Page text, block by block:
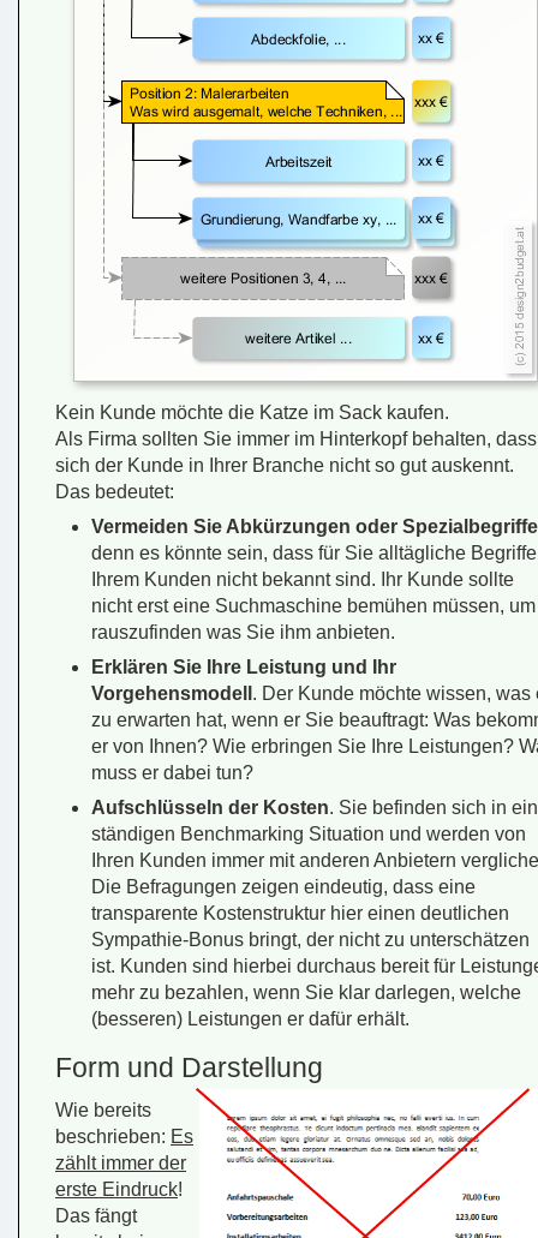
Kein Kunde möchte die Katze im Sack kaufen.
Als Firma sollten Sie immer im Hinterkopf behalten, dass
sich der Kunde in Ihrer Branche nicht so gut auskennt.
Das bedeutet:
Vermeiden Sie Abkürzungen oder Spezialbegriffe
denn es könnte sein, dass für Sie alltägliche Begriffe
Ihrem Kunden nicht bekannt sind. Ihr Kunde sollte
nicht erst eine Suchmaschine bemühen müssen, um
rauszufinden was Sie ihm anbieten.
Erklären Sie Ihre Leistung und Ihr
Vorgehensmodell . Der Kunde möchte wissen, was
zu erwarten hat, wenn er Sie beauftragt: Was
er von Ihnen? Wie erbringen Sie Ihre Leistungen?
muss er dabei tun?
Aufschlüsseln der Kosten. Sie befinden sich in
ständigen Benchmarking Situation und werden von
Ihren Kunden immer mit anderen Anbietern
Die Befragungen zeigen eindeutig, dass eine
transparente Kostenstruktur hier einen deutlichen
Sympathie-Bonus bringt, der nicht zu unterschätzen
ist. Kunden sind hierbei durchaus bereit für
mehr zu bezahlen, wenn Sie klar darlegen, welche
(besseren) Leistungen er dafür erhält.
Form und Darstellung
Wie bereits
beschrieben: Es
zählt immer der
erste Eindruck!
Das fängt